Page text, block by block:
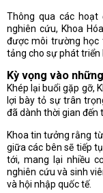
Thông qua các
nghiên cứu, Khoa
được môi trường học
tảng cho sự phát triển
Kỳ vọng vào
Khép lại buổi gặp gỡ,
lợi bày tỏ sự trân
đã dành thời gian đến
Khoa tin tưởng rằng
giữa các bên sẽ tiếp
tới, mang lại nhiều
nghiên cứu và sinh
và hội nhập quốc tế.